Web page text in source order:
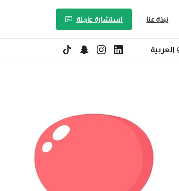
نبذة عنا استشارة عاجلة
العربية